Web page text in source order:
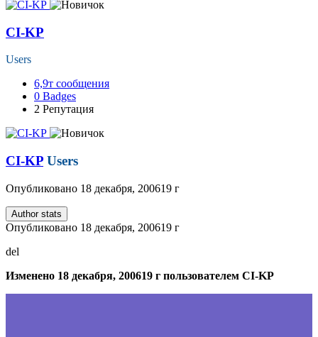
CI-KP
Users
6,9т сообщения
0 Badges
2 Репутация
CI-KP Users
Опубликовано 18 декабря, 200619 г
Author stats
Опубликовано 18 декабря, 200619 г
del
Изменено 18 декабря, 200619 г пользователем CI-KP